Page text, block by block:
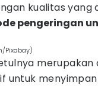
kualitas yang
pengeringan
Pixabay)
merupakan
untuk